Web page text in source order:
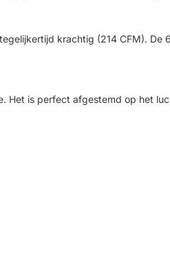
krachtig (214 CFM).
Het is perfect afgestemd op het